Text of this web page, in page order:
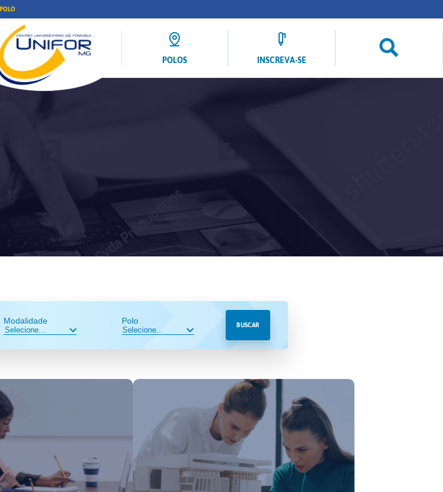
POLOS INSCREVA-SE
Modalidade Polo BUSCAR